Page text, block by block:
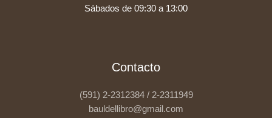
Sábados de 09:30 a 13:00
Contacto
(591) 2-2312384 / 2-2311949
bauldellibro@gmail.com